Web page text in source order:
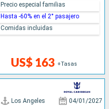
US$ 163 +Tasas
Precio especial familias
Hasta -60% en el 2° pasajero
Comidas incluidas
Los Angeles 04/01/2027